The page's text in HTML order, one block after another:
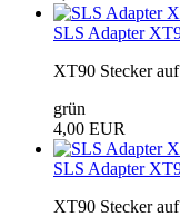
SLS Adapter
XT90 Stecker
grün
4,00 EUR
SLS Adapter
XT90 Stecker